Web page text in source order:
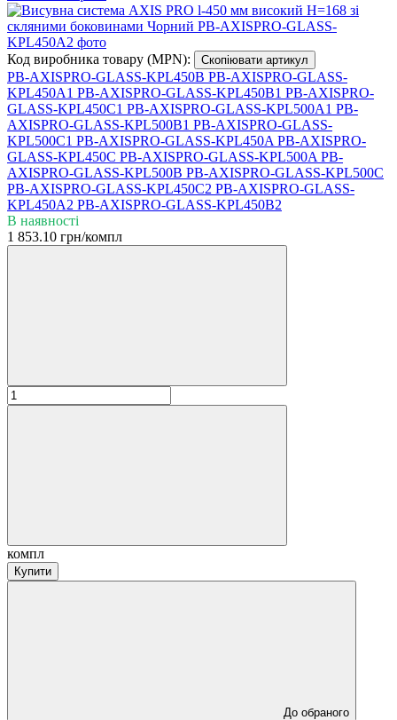
Код виробника товару (MPN): Скопіювати артикул
PB-AXISPRO-GLASS-KPL450B PB-AXISPRO-GLASS-
KPL450A1 PB-AXISPRO-GLASS-KPL450B1 PB-AXISPRO-
GLASS-KPL450C1 PB-AXISPRO-GLASS-KPL500A1 PB-
AXISPRO-GLASS-KPL500B1 PB-AXISPRO-GLASS-
KPL500C1 PB-AXISPRO-GLASS-KPL450A PB-AXISPRO-
GLASS-KPL450C PB-AXISPRO-GLASS-KPL500A PB-
AXISPRO-GLASS-KPL500B PB-AXISPRO-GLASS-KPL500C
PB-AXISPRO-GLASS-KPL450C2 PB-AXISPRO-GLASS-
KPL450A2 PB-AXISPRO-GLASS-KPL450B2
В наявності
1 853.10 грн/компл
компл
Купити
До обраного